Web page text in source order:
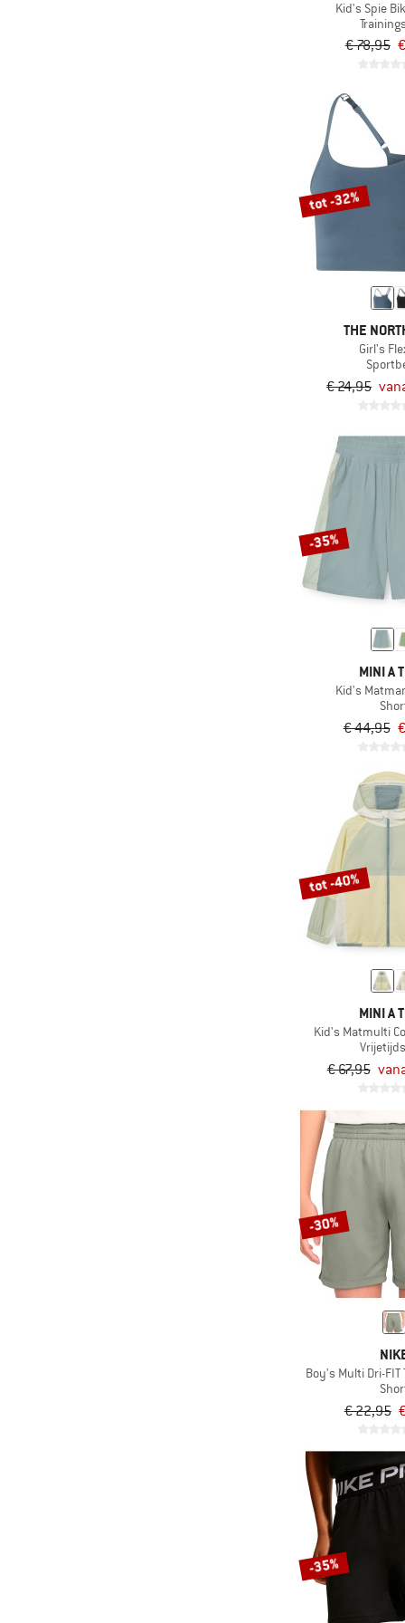
Kid's Spie
€ 78,95
tot -32%
THE
Girl's
€ 24,95
-35%
MINI A
Kid's
€ 44,95
tot -40%
MINI A
Kid's Matmulti
€ 67,95
-30%
Boy's Multi Dri-
€ 22,95
-35%